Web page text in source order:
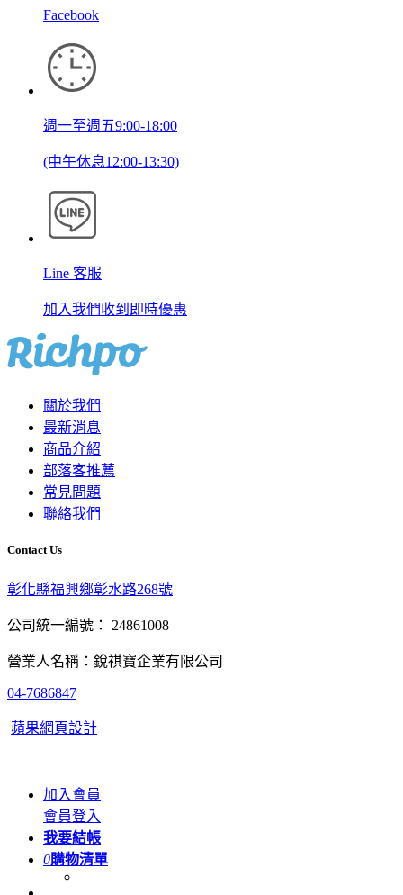
Facebook
週一至週五9:00-18:00
(中午休息12:00-13:30)
Line 客服
加入我們收到即時優惠
關於我們
最新消息
商品介紹
部落客推薦
常見問題
聯絡我們
Contact Us
彰化縣福興鄉彰水路268號
公司統一編號： 24861008
營業人名稱：銳祺寶企業有限公司
04-7686847
蘋果網頁設計
加入會員
會員登入
我要結帳
0購物清單